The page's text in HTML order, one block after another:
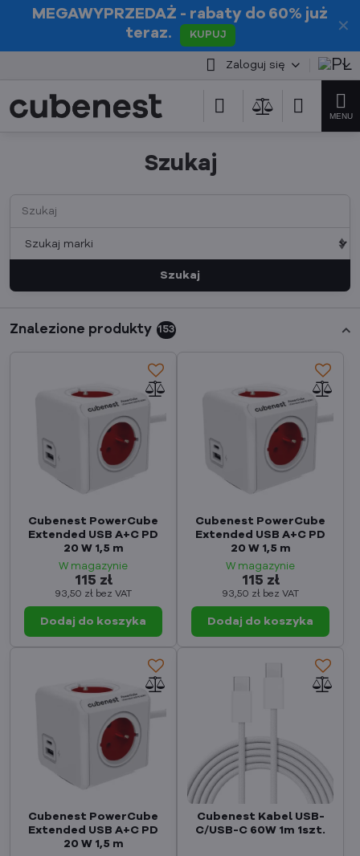
✕
MEGAWYPRZEDAŻ - rabaty do 60% już
teraz.
KUPUJ
Zaloguj się
Szukaj
Szukaj
Znalezione produkty 153
Cubenest PowerCube
Extended USB A+C PD
20 W 1,5 m
W magazynie
115 zł
93,50 zł bez VAT
Dodaj do koszyka
Cubenest PowerCube
Extended USB A+C PD
20 W 1,5 m
W magazynie
115 zł
93,50 zł bez VAT
Dodaj do koszyka
Cubenest PowerCube
Extended USB A+C PD
20 W 1,5 m
Cubenest Kabel USB-
C/USB-C 60W 1m 1szt.